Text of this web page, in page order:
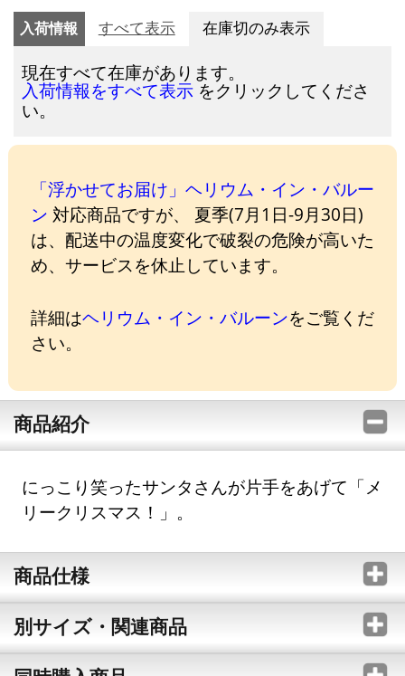
入荷情報 すべて表示 在庫切のみ表示
現在すべて在庫があります。
入荷情報をすべて表示 をクリックしてくださ
い。
「浮かせてお届け」ヘリウム・イン・バルー
ン 対応商品ですが、 夏季(7月1日-9月30日)
は、配送中の温度変化で破裂の危険が高いた
め、サービスを休止しています。
詳細はヘリウム・イン・バルーンをご覧くだ
さい。
商品紹介
にっこり笑ったサンタさんが片手をあげて「メ
リークリスマス！」。
商品仕様
別サイズ・関連商品